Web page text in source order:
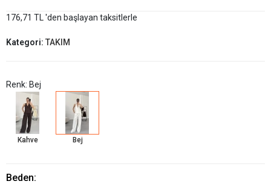
176,71 TL 'den başlayan taksitlerle
Kategori: TAKIM
Renk: Bej
Kahve Bej
Beden: